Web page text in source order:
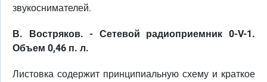
звукоснимателей.
В. Востряков. - Сетевой радиоприемник 0-V-1.
Объем 0,46 п. л.
Листовка содержит принципиальную схему и краткое